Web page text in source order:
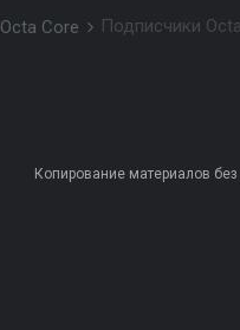
Octa Core Подписчики
Копирование материалов